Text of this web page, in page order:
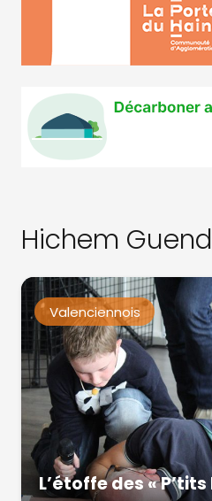
Hichem
Valenciennois
L’étoffe des «